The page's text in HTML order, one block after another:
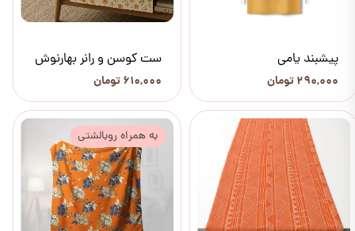
پیشبند یامی
۲۹۰,۰۰۰ تومان
ست کوسن و رانر بهارنوش
۶۱۰,۰۰۰ تومان
به همراه روبالشتی